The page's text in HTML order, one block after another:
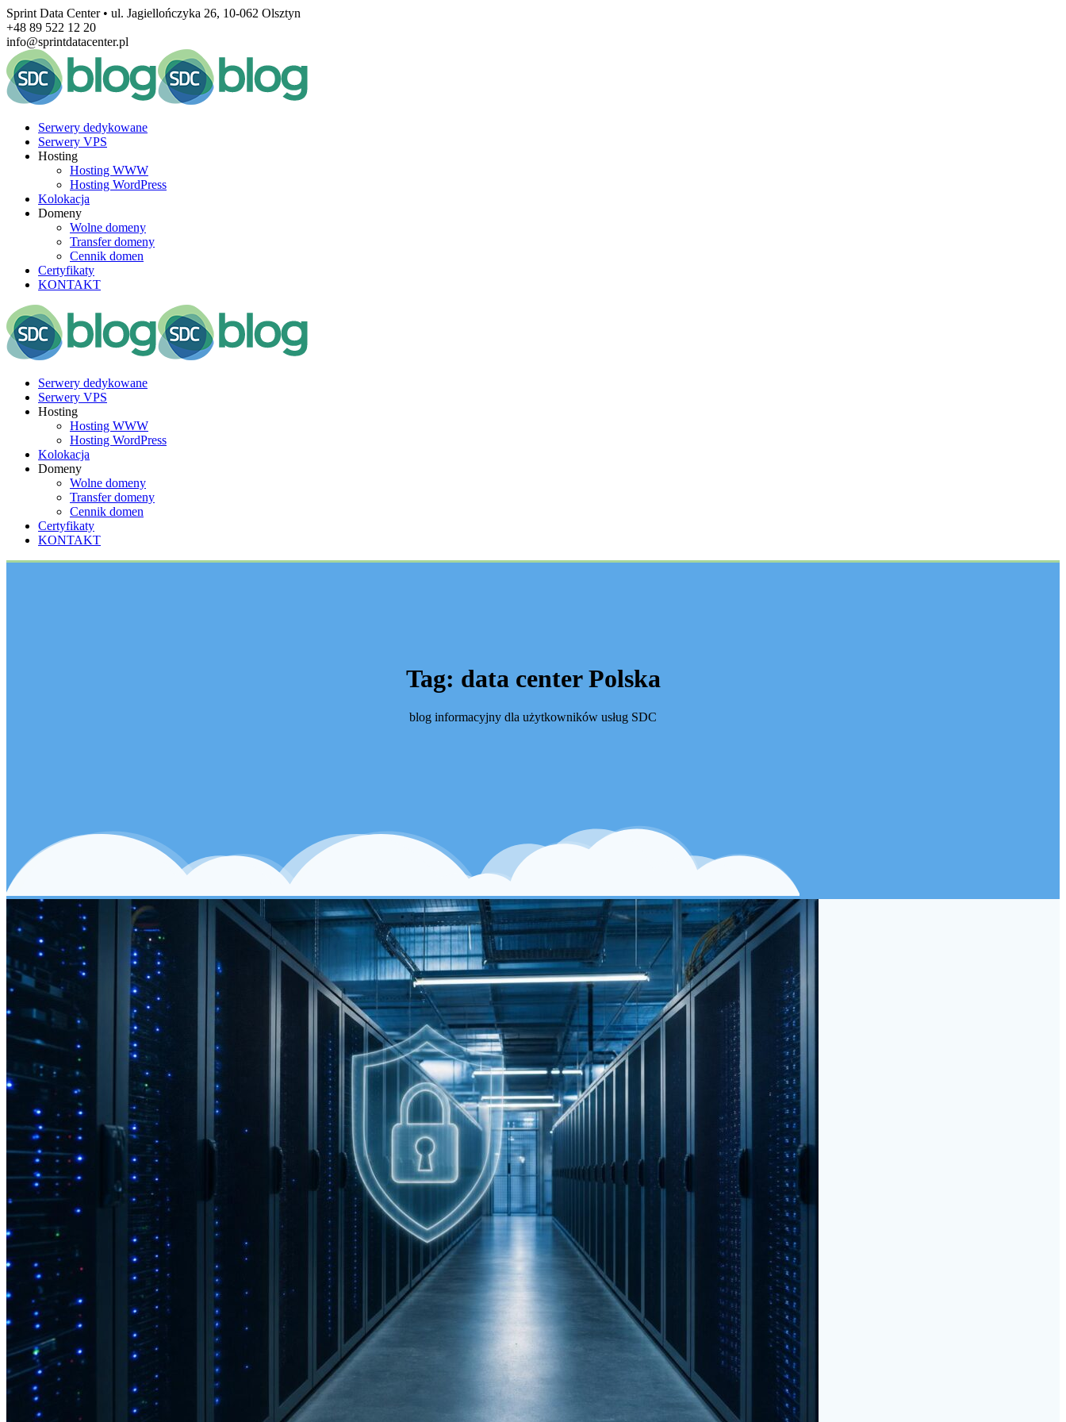
Sprint Data Center • ul. Jagiellończyka 26, 10-062 Olsztyn
+48 89 522 12 20
info@sprintdatacenter.pl
Serwery dedykowane
Serwery VPS
Hosting
Hosting WWW
Hosting WordPress
Kolokacja
Domeny
Wolne domeny
Transfer domeny
Cennik domen
Certyfikaty
KONTAKT
Serwery dedykowane
Serwery VPS
Hosting
Hosting WWW
Hosting WordPress
Kolokacja
Domeny
Wolne domeny
Transfer domeny
Cennik domen
Certyfikaty
KONTAKT
Tag: data center Polska
blog informacyjny dla użytkowników usług SDC